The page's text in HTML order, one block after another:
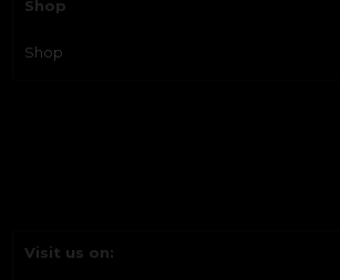
Shop
Shop
Visit us on: